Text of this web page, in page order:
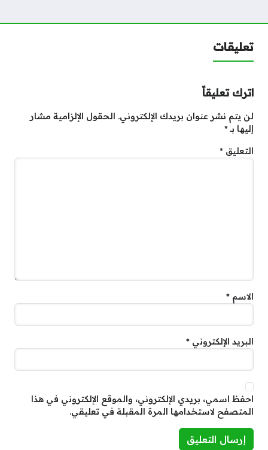
تعليقات
اترك تعليقاً
لن يتم نشر عنوان بريدك الإلكتروني. الحقول الإلزامية مشار
إليها بـ*
التعليق *
الاسم *
البريد الإلكتروني *
احفظ اسمي، بريدي الإلكتروني، والموقع الإلكتروني في هذا
المتصفح لاستخدامها المرة المقبلة في تعليقي.